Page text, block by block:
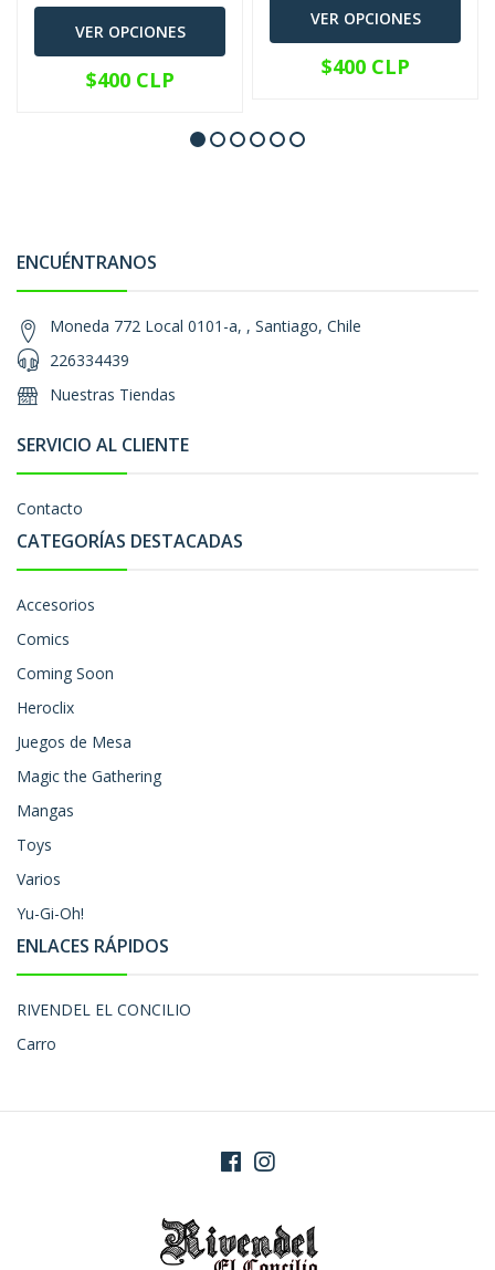
VER OPCIONES
$400 CLP
VER OPCIONES
$400 CLP
ENCUÉNTRANOS
Moneda 772 Local 0101-a, , Santiago, Chile
226334439
Nuestras Tiendas
SERVICIO AL CLIENTE
Contacto
CATEGORÍAS DESTACADAS
Accesorios
Comics
Coming Soon
Heroclix
Juegos de Mesa
Magic the Gathering
Mangas
Toys
Varios
Yu-Gi-Oh!
ENLACES RÁPIDOS
RIVENDEL EL CONCILIO
Carro